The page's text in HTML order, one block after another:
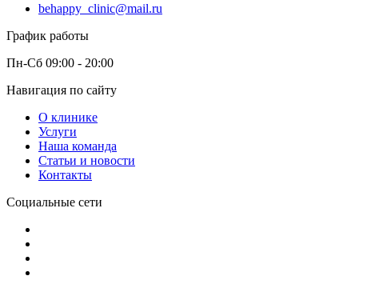
behappy_clinic@mail.ru
График работы
Пн-Сб 09:00 - 20:00
Навигация по сайту
О клинике
Услуги
Наша команда
Статьи и новости
Контакты
Социальные сети